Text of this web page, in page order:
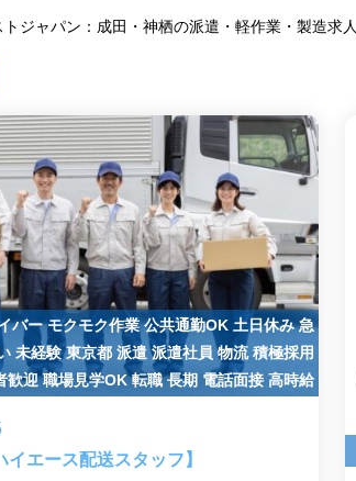
ジャパン：成田・神栖の派遣・軽作業・製造求人
バーモクモク作業公共通勤OK 土日休み急
未経験東京都 派遣派遣社員物流積極採用
歓迎職場見学OK転職長期 電話面接 高時給
イエース配送スタッフ】